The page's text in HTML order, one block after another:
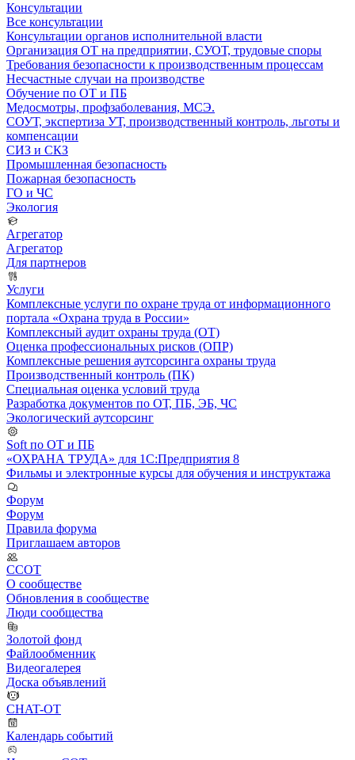
Консультации
Все консультации
Консультации органов исполнительной власти
Организация ОТ на предприятии, СУОТ, трудовые споры
Требования безопасности к производственным процессам
Несчастные случаи на производстве
Обучение по ОТ и ПБ
Медосмотры, профзаболевания, МСЭ.
СОУТ, экспертиза УТ, производственный контроль, льготы и
компенсации
СИЗ и СКЗ
Промышленная безопасность
Пожарная безопасность
ГО и ЧС
Экология
Агрегатор
Агрегатор
Для партнеров
Услуги
Комплексные услуги по охране труда от информационного
портала «Охрана труда в России»
Комплексный аудит охраны труда (ОТ)
Оценка профессиональных рисков (ОПР)
Комплексные решения аутсорсинга охраны труда
Производственный контроль (ПК)
Специальная оценка условий труда
Разработка документов по ОТ, ПБ, ЭБ, ЧС
Экологический аутсорсинг
Soft по ОТ и ПБ
«ОХРАНА ТРУДА» для 1С:Предприятия 8
Фильмы и электронные курсы для обучения и инструктажа
Форум
Форум
Правила форума
Приглашаем авторов
ССОТ
О сообществе
Обновления в сообществе
Люди сообщества
Золотой фонд
Файлообменник
Видеогалерея
Доска объявлений
CHAT-OT
Календарь событий